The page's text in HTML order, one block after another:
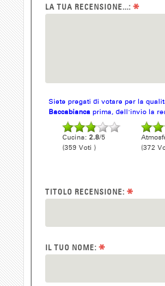
LA TUA RECENSIONE...: *
Siete pregati di votare per la
Baccabianca prima, dell'invio la
Cucina: 2.8/5
(359 Voti )
(372
TITOLO RECENSIONE: *
IL TUO NOME: *